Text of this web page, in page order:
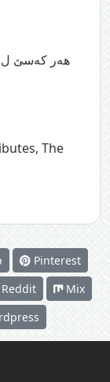
هه‌ر كه‌سێ ل
, The
Pinterest
Reddit
Mix